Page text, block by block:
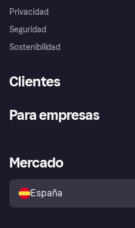
Privacidad
Seguridad
Sostenibilidad
Clientes
Inicio de sesión
Directorio de tiendas
Política de protección al
comprador de Klarna
Reclamaciones
Para empresas
Acceso empresas
Mercado
España